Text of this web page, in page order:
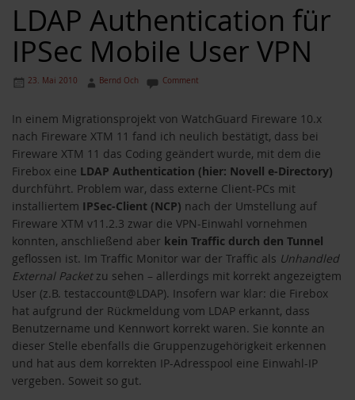
LDAP Authentication für
IPSec Mobile User VPN
23. Mai 2010 Bernd Och Comment
In einem Migrationsprojekt von WatchGuard Fireware 10.x
nach Fireware XTM 11 fand ich neulich bestätigt, dass bei
Fireware XTM 11 das Coding geändert wurde, mit dem die
Firebox eine LDAP Authentication (hier: Novell e-Directory)
durchführt. Problem war, dass externe Client-PCs mit
installiertem IPSec-Client (NCP) nach der Umstellung auf
Fireware XTM v11.2.3 zwar die VPN-Einwahl vornehmen
konnten, anschließend aber kein Traffic durch den Tunnel
geflossen ist. Im Traffic Monitor war der Traffic als Unhandled
External Packetzu sehen – allerdings mit korrekt angezeigtem
User (z.B. testaccount@LDAP). Insofern war klar: die Firebox
hat aufgrund der Rückmeldung vom LDAP erkannt, dass
Benutzername und Kennwort korrekt waren. Sie konnte an
dieser Stelle ebenfalls die Gruppenzugehörigkeit erkennen
und hat aus dem korrekten IP-Adresspool eine Einwahl-IP
vergeben. Soweit so gut.